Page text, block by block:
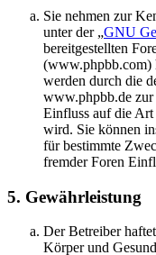
Sie nehmen zur
unter der „GNU
bereitgestellten
(www.phpbb.com)
werden durch die
www.phpbb.de zur
Einfluss auf die
wird. Sie können
für bestimmte
fremder Foren
5. Gewährleistung
Der Betreiber
Körper und